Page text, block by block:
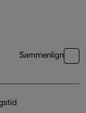
Sammenlign